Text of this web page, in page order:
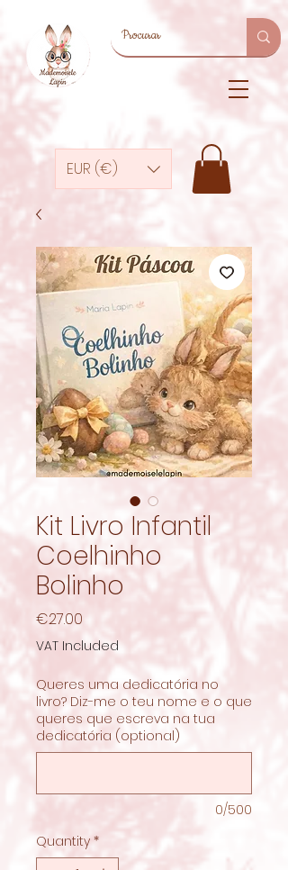
EUR (€)
Kit Livro Infantil
Coelhinho
Bolinho
€27.00
VAT Included
Queres uma dedicatória no
livro? Diz-me o teu nome e o que
queres que escreva na tua
dedicatória (optional)
0/500
Quantity *